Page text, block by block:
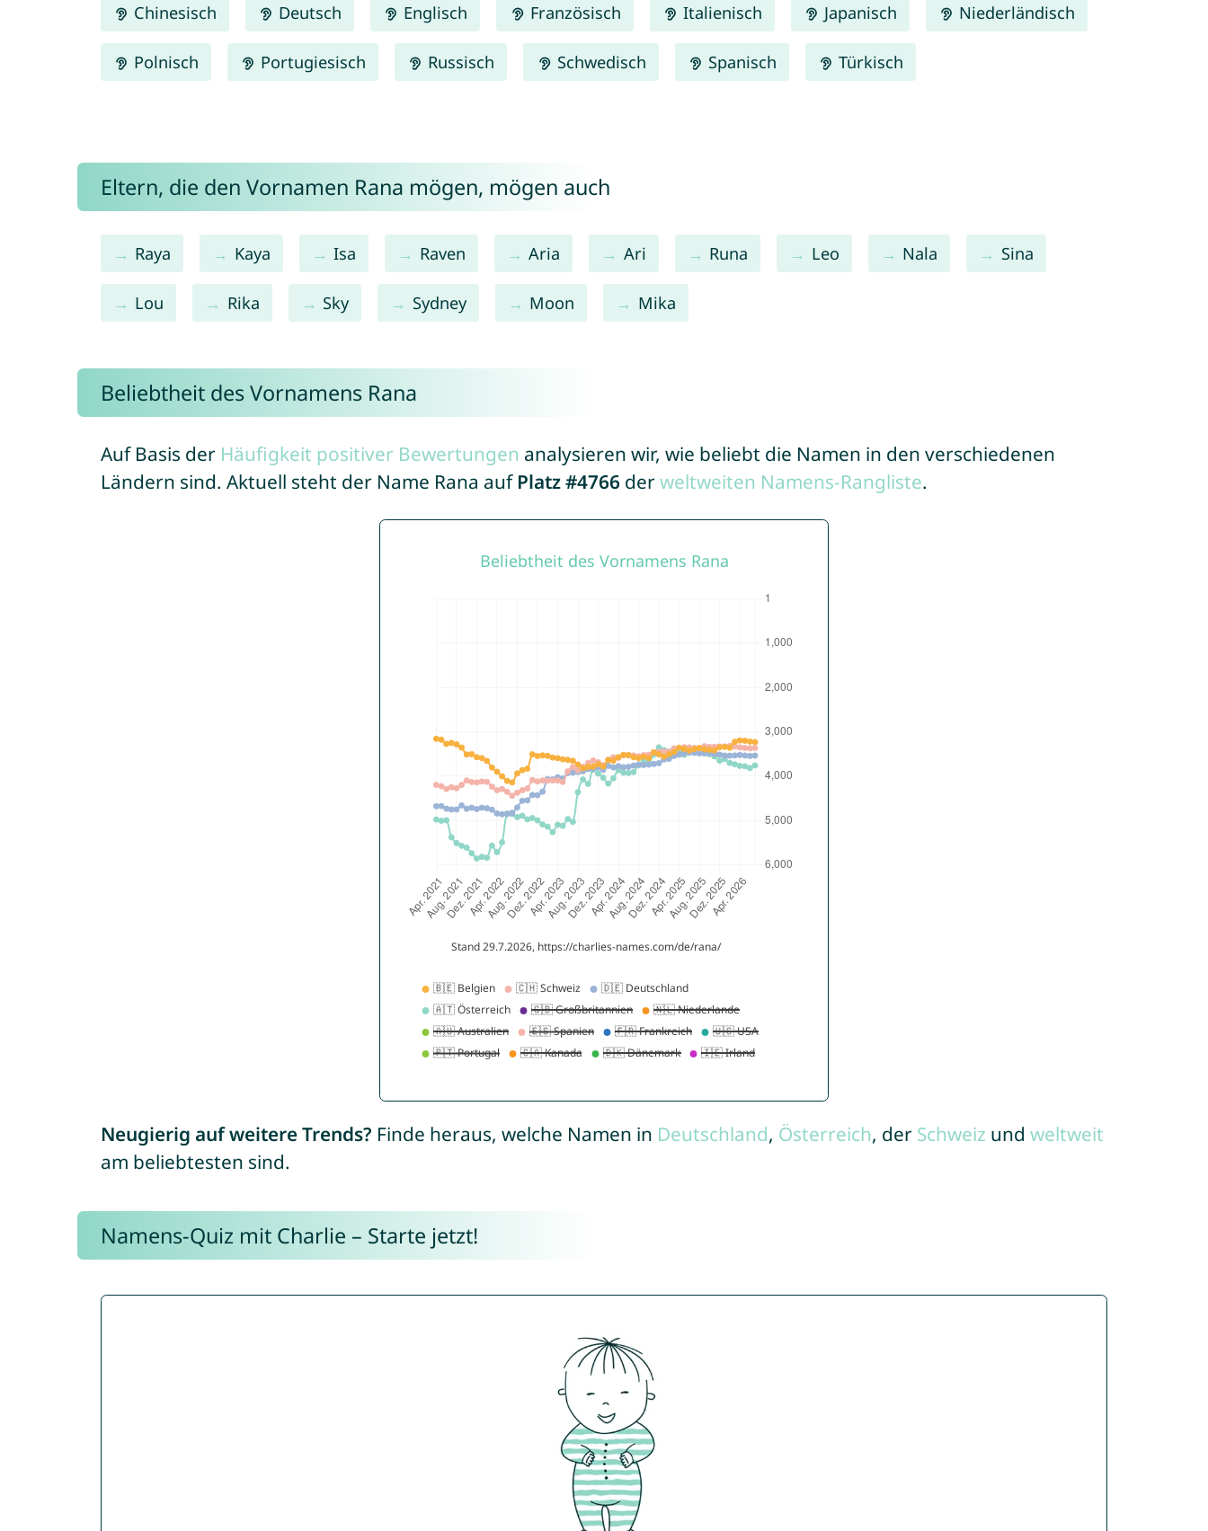
Chinesisch Deutsch Englisch Französisch Italienisch Japanisch Niederländisch
Polnisch Portugiesisch Russisch Schwedisch Spanisch Türkisch
Eltern, die den Vornamen Rana mögen, mögen auch
Raya Kaya Isa Raven Aria Ari Runa Leo Nala Sina
Lou Rika Sky Sydney Moon Mika
Beliebtheit des Vornamens Rana
Auf Basis der Häufigkeit positiver Bewertungen analysieren wir, wie beliebt die Namen in den verschiedenen
Ländern sind. Aktuell steht der Name Rana auf Platz #4766 derweltweiten Namens-Rangliste.
Neugierig auf weitere Trends? Finde heraus, welche Namen in Deutschland, Österreich, der Schweiz und weltweit
am beliebtesten sind.
Namens-Quiz mit Charlie – Starte jetzt!